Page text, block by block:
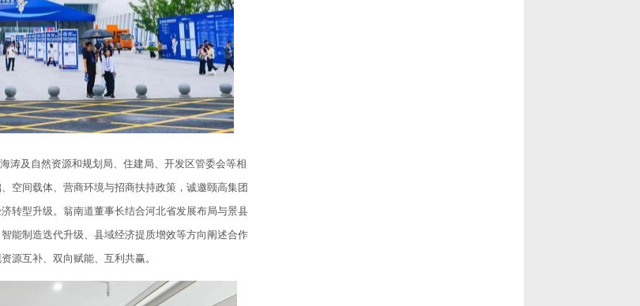
及自然资源和规划局、住建局、开发区管委会等相
空间载体、营商环境与招商扶持政策，诚邀颐高集团
转型升级。翁南道董事长结合河北省发展布局与景县
能制造迭代升级、县域经济提质增效等方向阐述合作
源互补、双向赋能、互利共赢。